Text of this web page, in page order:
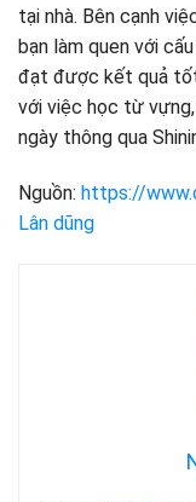
tại nhà. Bên cạnh
bạn làm quen với
đạt được kết quả
với việc học từ
ngày thông qua
Nguồn: https://
Lân dũng